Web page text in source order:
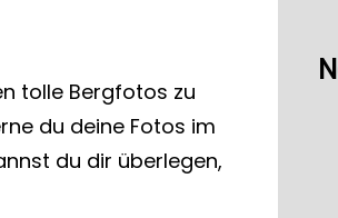
tolle Bergfotos zu
du deine Fotos im
du dir überlegen,